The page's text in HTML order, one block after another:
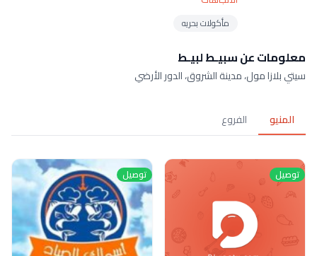
مأكولات بحريه
معلومات عن سبيـط لبيـط
سيتي بلازا مول، مدينة الشروق، الدور الأرضي
المنيو الفروع
توصيل توصيل